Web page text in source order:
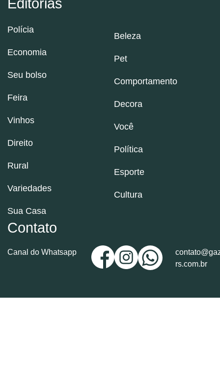
Editorias
Polícia
Economia
Seu bolso
Feira
Vinhos
Direito
Rural
Variedades
Sua Casa
Beleza
Pet
Comportamento
Decora
Você
Política
Esporte
Cultura
Contato
Canal do Whatsapp
rs.com.br